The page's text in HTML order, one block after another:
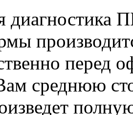
диагностика
перед
среднюю